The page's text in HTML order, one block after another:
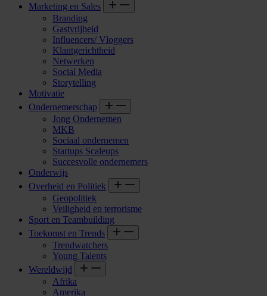
Marketing en Sales
Branding
Gastvrijheid
Influencers/ Vloggers
Klantgerichtheid
Netwerken
Social Media
Storytelling
Motivatie
Ondernemerschap
Jong Ondernemen
MKB
Sociaal ondernemen
Startups Scaleups
Succesvolle ondernemers
Onderwijs
Overheid en Politiek
Geopolitiek
Veiligheid en terrorisme
Sport en Teambuilding
Toekomst en Trends
Trendwatchers
Young Talents
Wereldwijd
Afrika
Amerika